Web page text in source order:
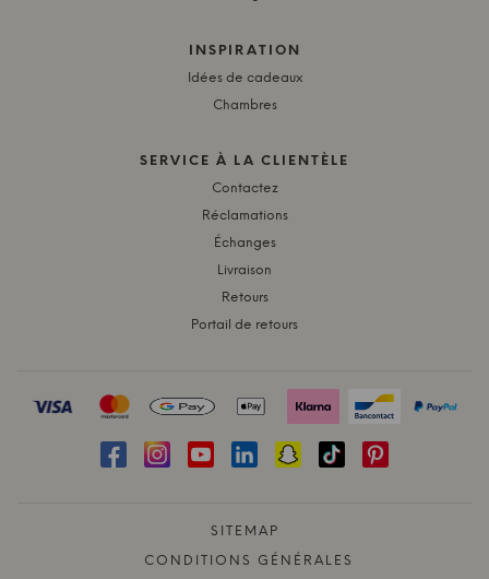
INSPIRATION
Idées de cadeaux
Chambres
SERVICE À LA CLIENTÈLE
Contactez
Réclamations
Échanges
Livraison
Retours
Portail de retours
SITEMAP
CONDITIONS GÉNÉRALES